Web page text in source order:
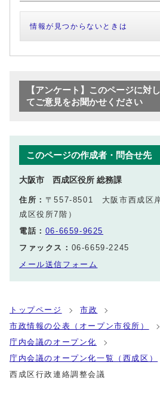
情報が見つからないときは
【アンケート】このページに対し
てご意見をお聞かせください
このページの作成者・問合せ先
大阪市 西成区役所 総務課
住所： 〒557-8501 大阪市西成区
成区役所7階）
電話： 06-6659-9625
ファックス： 06-6659-2245
メール送信フォーム
トップページ
市政
市政情報の公表（オープン市役所）
庁内会議のオープン化
庁内会議のオープン化一覧（西成区）
西成区行政連絡調整会議